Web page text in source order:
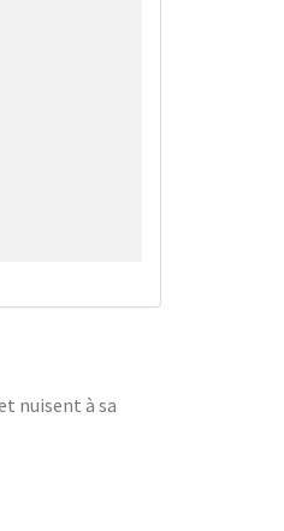
nuisent à sa